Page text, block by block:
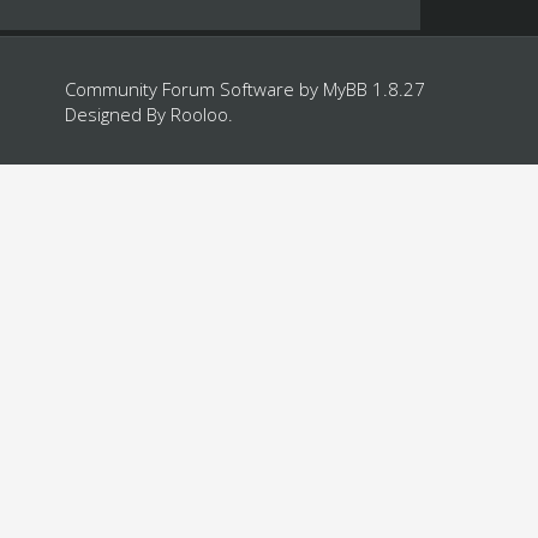
Community Forum Software by MyBB 1.8.27
Designed By Rooloo.